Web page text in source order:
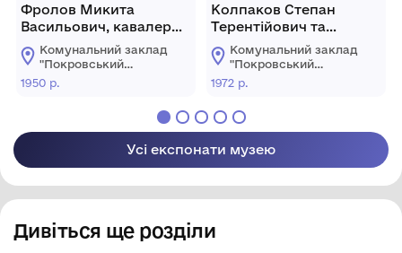
Фролов Микита
Васильович, кавалер
ордена Леніна та
медалі "За трудові
відзнаки", машиніст
депо ст.
учасник
кривоносівського руху.
Комунальний заклад
"Покровський
історичний музей"
1950 р.
Колпаков Степан
Терентійович та
Бороздін Степан
Терентійович –
ветерани 383
шахтарської
стрілецької дивізії, під
час зустрічі з
піонерами середньої
Комунальний заклад
"Покровський
історичний музей"
1972 р.
Усі експонати музею
Дивіться ще розділи